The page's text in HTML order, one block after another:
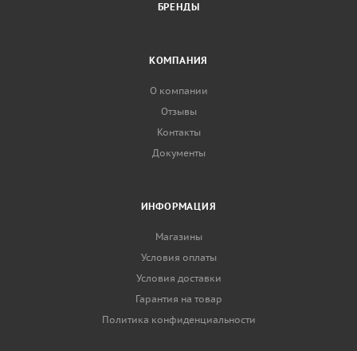
БРЕНДЫ
КОМПАНИЯ
О компании
Отзывы
Контакты
Документы
ИНФОРМАЦИЯ
Магазины
Условия оплаты
Условия доставки
Гарантия на товар
Политика конфиденциальности